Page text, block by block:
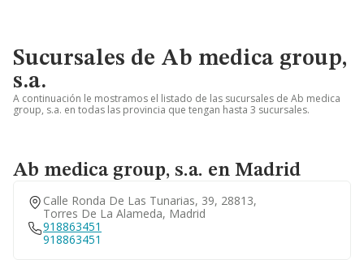
Sucursales de Ab medica group,
s.a.
A continuación le mostramos el listado de las sucursales de Ab medica
group, s.a. en todas las provincia que tengan hasta 3 sucursales.
Ab medica group, s.a. en Madrid
Calle Ronda De Las Tunarias, 39, 28813,
Torres De La Alameda, Madrid
918863451
918863451